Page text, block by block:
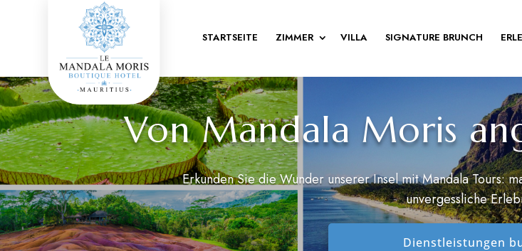
STARTSEITE ZIMMER VILLA SIGNATURE BRUNCH
Von Mandala Moris
Erkunden Sie die Wunder unserer Insel mit Mandala Tours:
unvergessliche
Dienstleistungen